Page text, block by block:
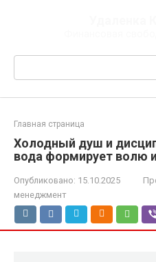
Поиск:
Главная страница
Холодный душ и
вода формирует волю
Опубликовано: 15.10.2025
менеджмент